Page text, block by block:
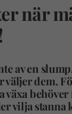
när
av en
väljer dem.
växa
vilja stanna